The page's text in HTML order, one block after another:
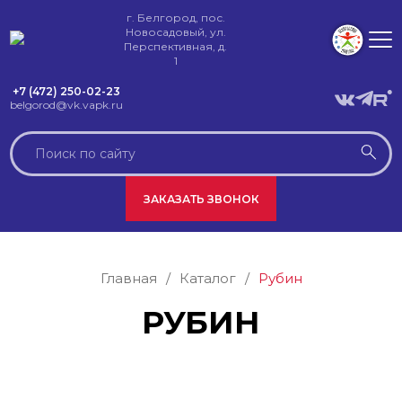
г. Белгород, пос.
Новосадовый, ул.
Перспективная, д.
1
+7 (472) 250-02-23
belgorod@vk.vapk.ru
ЗАКАЗАТЬ ЗВОНОК
Главная / Каталог / Рубин
РУБИН